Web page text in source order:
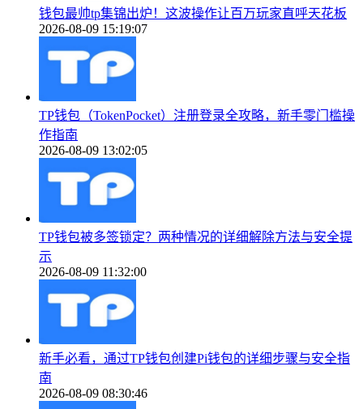
钱包最帅tp集锦出炉！这波操作让百万玩家直呼天花板
2026-08-09 15:19:07
TP钱包（TokenPocket）注册登录全攻略，新手零门槛操
作指南
2026-08-09 13:02:05
TP钱包被多签锁定？两种情况的详细解除方法与安全提
示
2026-08-09 11:32:00
新手必看，通过TP钱包创建Pi钱包的详细步骤与安全指
南
2026-08-09 08:30:46